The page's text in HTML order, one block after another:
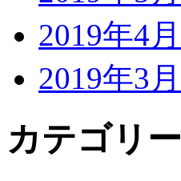
2019年4月
2019年3月
カテゴリー